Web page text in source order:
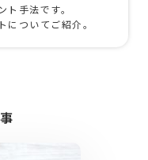
ト手法です。
についてご紹介。